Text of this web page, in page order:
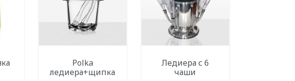
Polka
ледиера+щипка
Ледиера с 6
чаши